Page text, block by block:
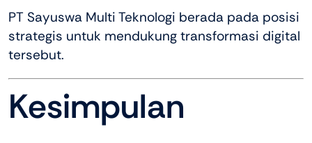
PT Sayuswa Multi Teknologi berada pada posisi
strategis untuk mendukung transformasi digital
tersebut.
Kesimpulan